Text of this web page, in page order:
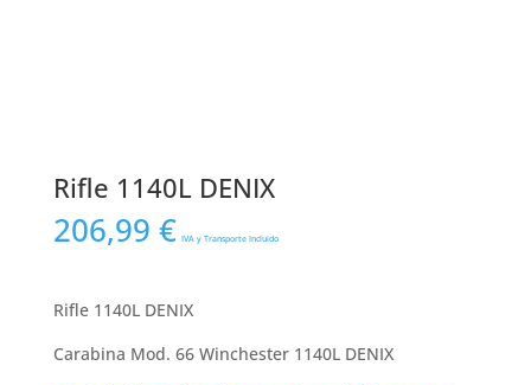
Rifle 1140L DENIX
206,99 € IVA y Transporte Incluido
Rifle 1140L DENIX
Carabina Mod. 66 Winchester 1140L DENIX